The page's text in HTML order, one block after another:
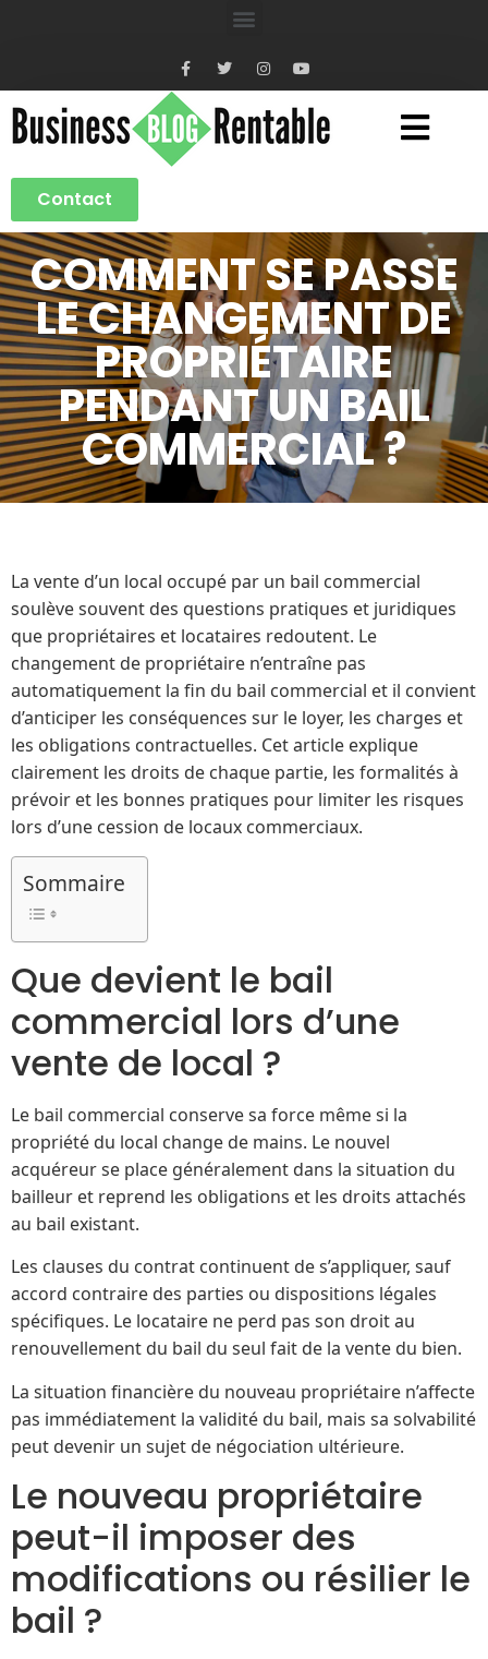
Contact
COMMENT SE PASSE
LE CHANGEMENT DE
PROPRIÉTAIRE
PENDANT UN BAIL
COMMERCIAL ?
La vente d’un local occupé par un bail commercial
soulève souvent des questions pratiques et juridiques
que propriétaires et locataires redoutent. Le
changement de propriétaire n’entraîne pas
automatiquement la fin du bail commercial et il convient
d’anticiper les conséquences sur le loyer, les charges et
les obligations contractuelles. Cet article explique
clairement les droits de chaque partie, les formalités à
prévoir et les bonnes pratiques pour limiter les risques
lors d’une cession de locaux commerciaux.
Sommaire
Que devient le bail
commercial lors d’une
vente de local ?
Le bail commercial conserve sa force même si la
propriété du local change de mains. Le nouvel
acquéreur se place généralement dans la situation du
bailleur et reprend les obligations et les droits attachés
au bail existant.
Les clauses du contrat continuent de s’appliquer, sauf
accord contraire des parties ou dispositions légales
spécifiques. Le locataire ne perd pas son droit au
renouvellement du bail du seul fait de la vente du bien.
La situation financière du nouveau propriétaire n’affecte
pas immédiatement la validité du bail, mais sa solvabilité
peut devenir un sujet de négociation ultérieure.
Le nouveau propriétaire
peut-il imposer des
modifications ou résilier le
bail ?